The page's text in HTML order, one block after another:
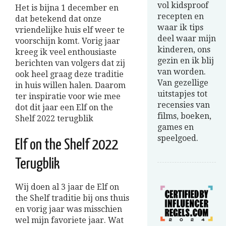
Het is bijna 1 december en
dat betekend dat onze
vriendelijke huis elf weer te
voorschijn komt. Vorig jaar
kreeg ik veel enthousiaste
berichten van volgers dat zij
ook heel graag deze traditie
in huis willen halen. Daarom
ter inspiratie voor wie mee
dot dit jaar een Elf on the
Shelf 2022 terugblik
Elf on the Shelf 2022
Terugblik
Wij doen al 3 jaar de Elf on
the Shelf traditie bij ons thuis
en vorig jaar was misschien
wel mijn favoriete jaar. Wat
vol kidsproof
recepten en
waar ik tips
deel waar mijn
kinderen, ons
gezin en ik blij
van worden.
Van gezellige
uitstapjes tot
recensies van
films, boeken,
games en
speelgoed.